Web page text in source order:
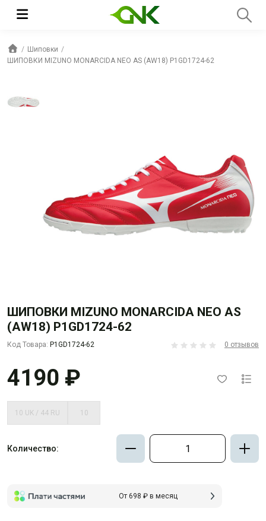
Шиповки
ШИПОВКИ MIZUNO MONARCIDA NEO AS (AW18) P1GD1724-62
ШИПОВКИ MIZUNO MONARCIDA NEO AS
(AW18) P1GD1724-62
Код Товара: P1GD1724-62 0 отзывов
4190 ₽
10 UK / 44 RU 10
Количество:
От 698 ₽ в месяц